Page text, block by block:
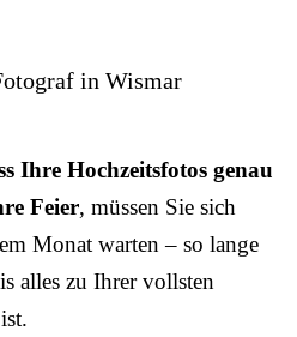
Ihre Hochzeitsfotos genau
Feier, müssen Sie sich
Monat warten – so lange
alles zu Ihrer vollsten